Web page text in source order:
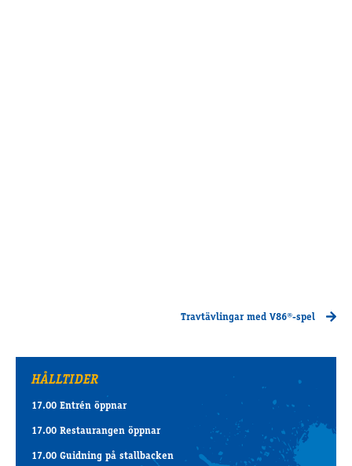
Travtävlingar med V86®-spel
HÅLLTIDER
17.00 Entrén öppnar
17.00 Restaurangen öppnar
17.00 Guidning på stallbacken